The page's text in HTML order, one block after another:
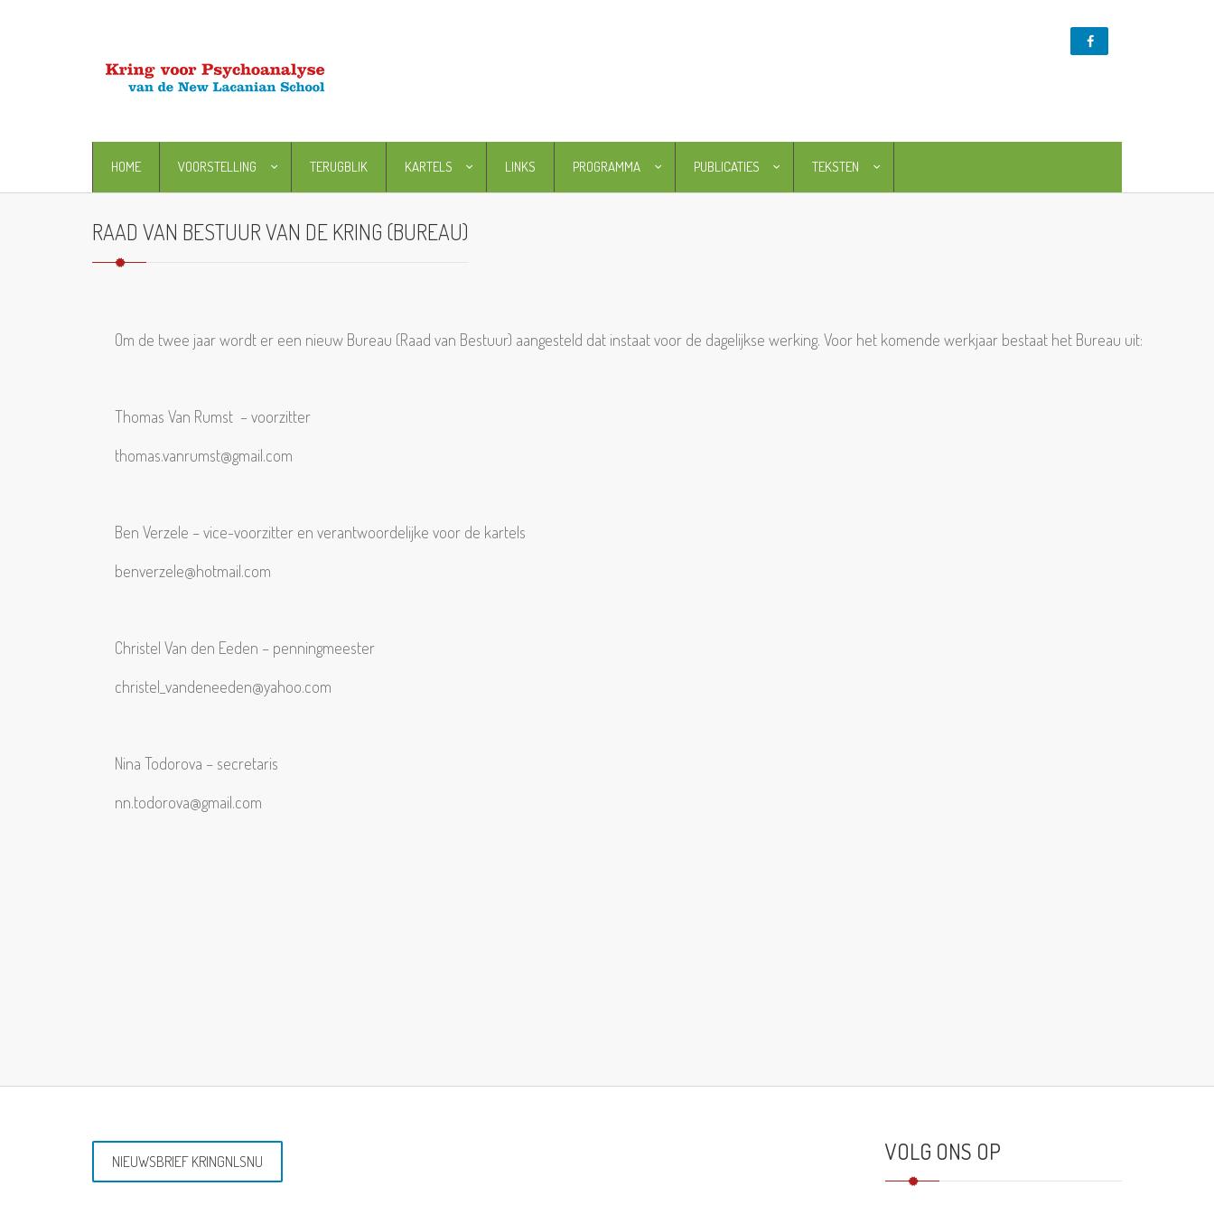
HOME VOORSTELLING TERUGBLIK KARTELS LINKS PROGRAMMA PUBLICATIES TEKSTEN
RAAD VAN BESTUUR VAN DE KRING (BUREAU)
Om de twee jaar wordt er een nieuw Bureau (Raad van Bestuur) aangesteld dat instaat voor de dagelijkse werking. Voor het komende werkjaar bestaat het Bureau uit:
Thomas Van Rumst – voorzitter
thomas.vanrumst@gmail.com
Ben Verzele – vice-voorzitter en verantwoordelijke voor de kartels
benverzele@hotmail.com
Christel Van den Eeden – penningmeester
christel_vandeneeden@yahoo.com
Nina Todorova – secretaris
nn.todorova@gmail.com
NIEUWSBRIEF KRINGNLSNU VOLG ONS OP